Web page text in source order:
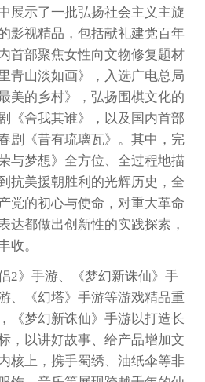
展示了一批弘扬社会主义主旋
影视精品，包括献礼建党百年
首部聚焦女性向文物修复题材
青山淡如画》，入选广电总局
美的乡村》，弘扬围棋文化的
《舍我其谁》，以及国内首部
剧《昔有琉璃瓦》。其中，完
与梦想》全方位、全过程地描
抗美援朝胜利的光辉历史，全
党的初心与使命，对重大革命
达都做出创新性的实践探索，
收。
2》手游、《梦幻新诛仙》手
、《幻塔》手游等游戏精品重
《梦幻新诛仙》手游以打造长
，以讲好故事、给产品增加文
核上，携手蜀绣、油纸伞等非